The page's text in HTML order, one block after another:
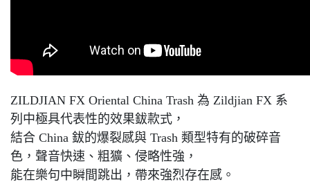
ZILDJIAN FX Oriental China Trash 為 Zildjian FX 系
列中極具代表性的效果鈸款式，
結合 China 鈸的爆裂感與 Trash 類型特有的破碎音
色，聲音快速、粗獷、侵略性強，
能在樂句中瞬間跳出，帶來強烈存在感。